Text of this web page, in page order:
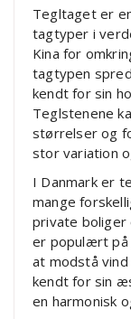
Tegltaget er
tagtyper i
Kina for
tagtypen
kendt for sin
Teglstenene
størrelser og
stor variation
I Danmark er
mange
private boliger
er populært på
at modstå
kendt for sin
en harmonisk